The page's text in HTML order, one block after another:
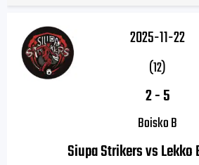
2025-11-22
(12)
2-5
Boisko B
Siupa Strikers vs Lekko